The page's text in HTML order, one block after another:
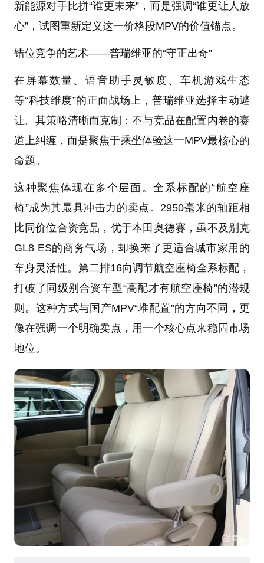
新能源对手比拼“谁更未来”，而是强调“谁更让人放
心”，试图重新定义这一价格段MPV的价值锚点。
错位竞争的艺术——普瑞维亚的“守正出奇”
在屏幕数量、语音助手灵敏度、车机游戏生态
等“科技维度”的正面战场上，普瑞维亚选择主动避
让。其策略清晰而克制：不与竞品在配置内卷的赛
道上纠缠，而是聚焦于乘坐体验这一MPV最核心的
命题。
这种聚焦体现在多个层面。全系标配的“航空座
椅”成为其最具冲击力的卖点。2950毫米的轴距相
比同价位合资竞品，优于本田奥德赛，虽不及别克
GL8 ES的商务气场，却换来了更适合城市家用的
车身灵活性。第二排16向调节航空座椅全系标配，
打破了同级别合资车型“高配才有航空座椅”的潜规
则。这种方式与国产MPV“堆配置”的方向不同，更
像在强调一个明确卖点，用一个核心点来稳固市场
地位。